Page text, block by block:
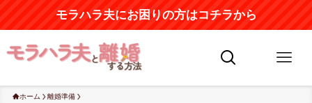
モラハラ夫にお困りの方はコチラから
ホーム 離婚準備